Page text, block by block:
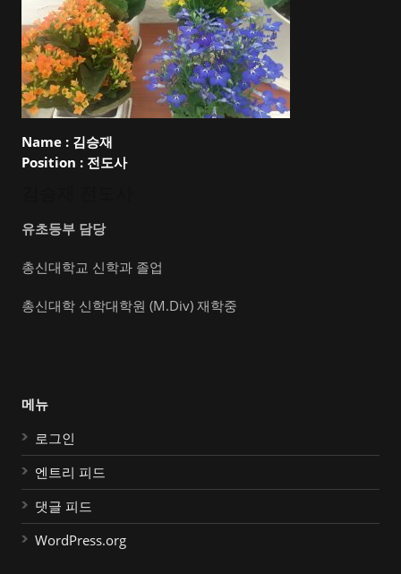
Name : 김승재
Position : 전도사
유초등부 담당
총신대학교 신학과 졸업
총신대학 신학대학원 (M.Div) 재학중
메뉴
로그인
엔트리 피드
댓글 피드
WordPress.org